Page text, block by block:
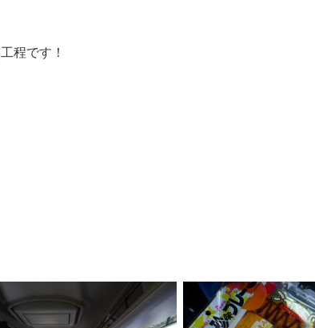
程です！